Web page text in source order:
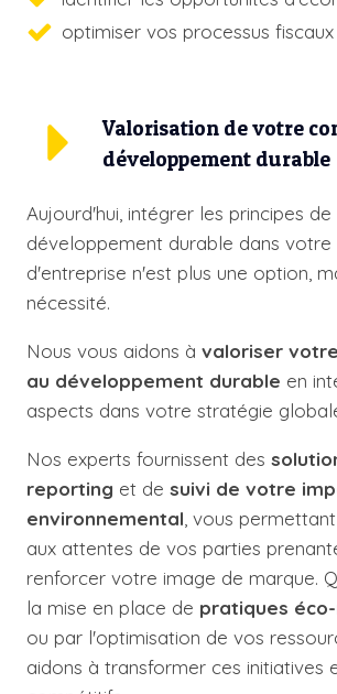
optimiser vos processus fiscaux
Valorisation de votre
développement
Aujourd'hui, intégrer les principes de
développement durable dans votre
d'entreprise n'est plus une option,
nécessité.
Nous vous aidons à valoriser
au développement durable en
aspects dans votre stratégie
Nos experts fournissent des
reporting et de suivi de votre
environnemental, vous
aux attentes de vos parties
renforcer votre image de marque.
la mise en place de pratiques
ou par l'optimisation de vos
aidons à transformer ces initiatives